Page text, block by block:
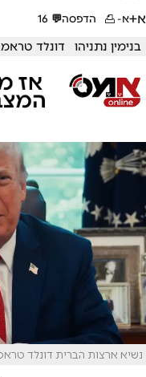
א+א- הדפסה💬
16
בנימין נתניהו דונלד
נשיא ארצות הברית דונלד